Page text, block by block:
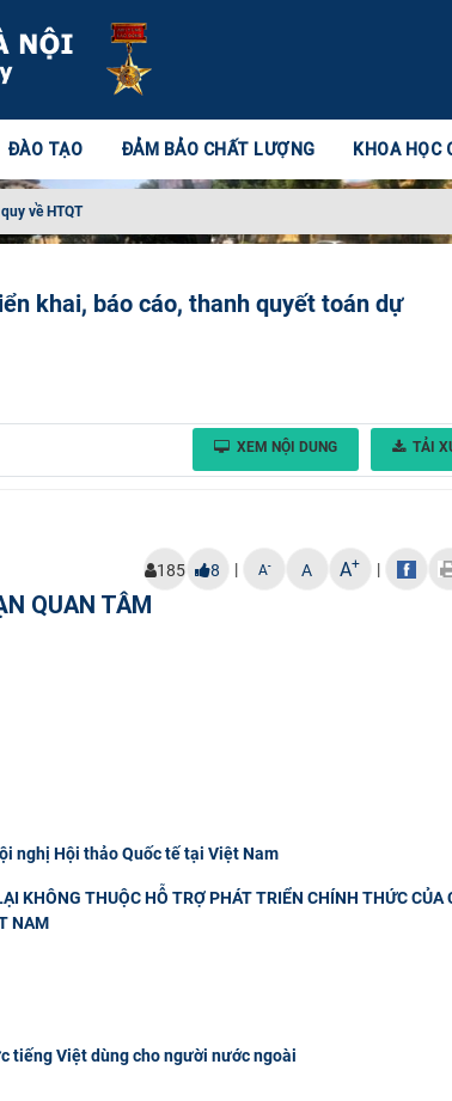
ĐÀO TẠO ĐẢM BẢO CHẤT LƯỢNG KHOA HỌC
về HTQT
khai, báo cáo, thanh quyết toán dự
XEM NỘI DUNG TẢI
185 8 | A- A A+ |
QUAN TÂM
nghị Hội thảo Quốc tế tại Việt Nam
KHÔNG THUỘC HỖ TRỢ PHÁT TRIỂN CHÍNH THỨC CỦA
NAM
tiếng Việt dùng cho người nước ngoài